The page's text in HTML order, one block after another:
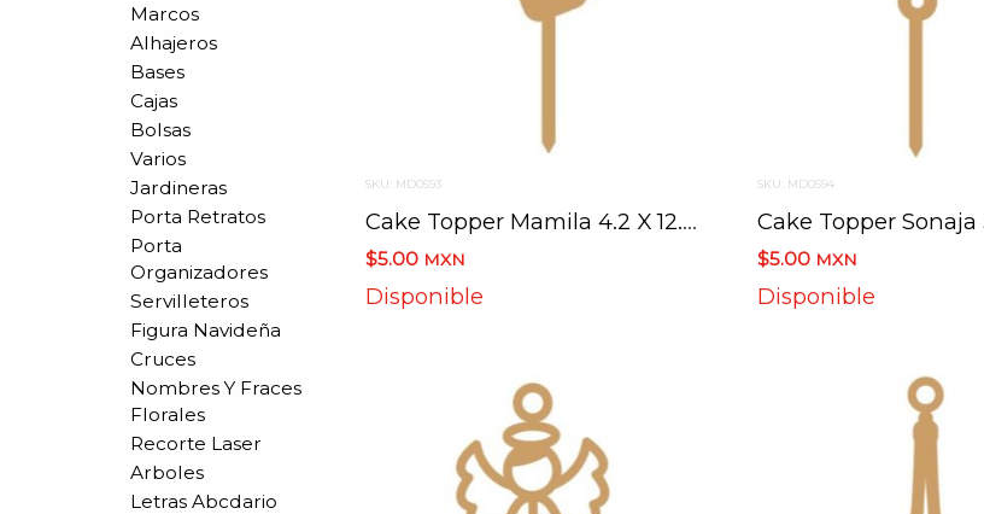
Marcos
Alhajeros
Bases
Cajas
Bolsas
Varios
Jardineras
Porta Retratos
Porta
Organizadores
Servilleteros
Figura Navideña
Cruces
Nombres Y Fraces
Florales
Recorte Laser
Arboles
Letras Abcdario
SKU: MD0593
Cake Topper Mamila 4.2 X 12.3 Cm
$5.00 MXN
Disponible
SKU: MD0594
$5.00 MXN
Disponible